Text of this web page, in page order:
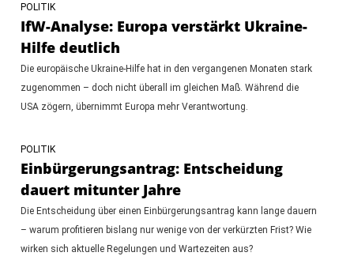
POLITIK
IfW-Analyse: Europa verstärkt Ukraine-
Hilfe deutlich
Die europäische Ukraine-Hilfe hat in den vergangenen Monaten stark
zugenommen – doch nicht überall im gleichen Maß. Während die
USA zögern, übernimmt Europa mehr Verantwortung.
POLITIK
Einbürgerungsantrag: Entscheidung
dauert mitunter Jahre
Die Entscheidung über einen Einbürgerungsantrag kann lange dauern
– warum profitieren bislang nur wenige von der verkürzten Frist? Wie
wirken sich aktuelle Regelungen und Wartezeiten aus?